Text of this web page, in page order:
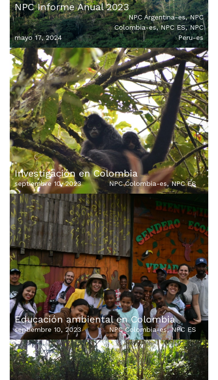
NPC Informe Anual 2023
mayo 17, 2024
NPC Argentina-es,NPC
Colombia-es,NPC ES,NPC
Peru-es
Investigación en Colombia
septiembre 10, 2023 NPC Colombia-es,NPC ES
Educación ambiental en Colombia
septiembre 10, 2023 NPC Colombia-es,NPC ES